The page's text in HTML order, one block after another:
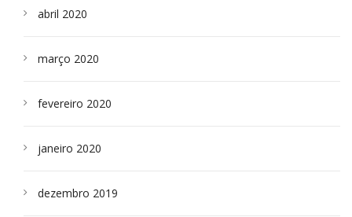
abril 2020
março 2020
fevereiro 2020
janeiro 2020
dezembro 2019